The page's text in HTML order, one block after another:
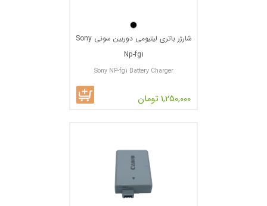
شارژر باتری لیتیومی دوربین سونی Sony
Np-fg1
Sony NP-fg1 Battery Charger
1,250,000 تومان